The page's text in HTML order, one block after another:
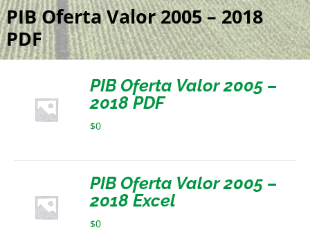
PIB Oferta Valor 2005 – 2018
PDF
PIB Oferta Valor 2005 –
2018 PDF
$0
PIB Oferta Valor 2005 –
2018 Excel
$0